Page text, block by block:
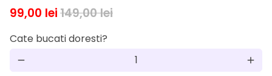
99,00 lei149,00 lei
Cate bucati doresti?
remove add